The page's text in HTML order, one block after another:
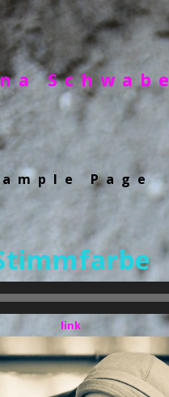
Schwabe
Page
Audio-
Player
link